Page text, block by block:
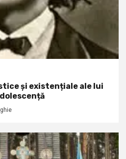
și existențiale ale lui